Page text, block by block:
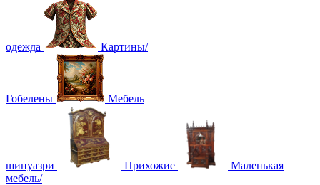
одежда Картины/
Гобелены Мебель
шинуазри Прихожие
Маленькая
мебель/